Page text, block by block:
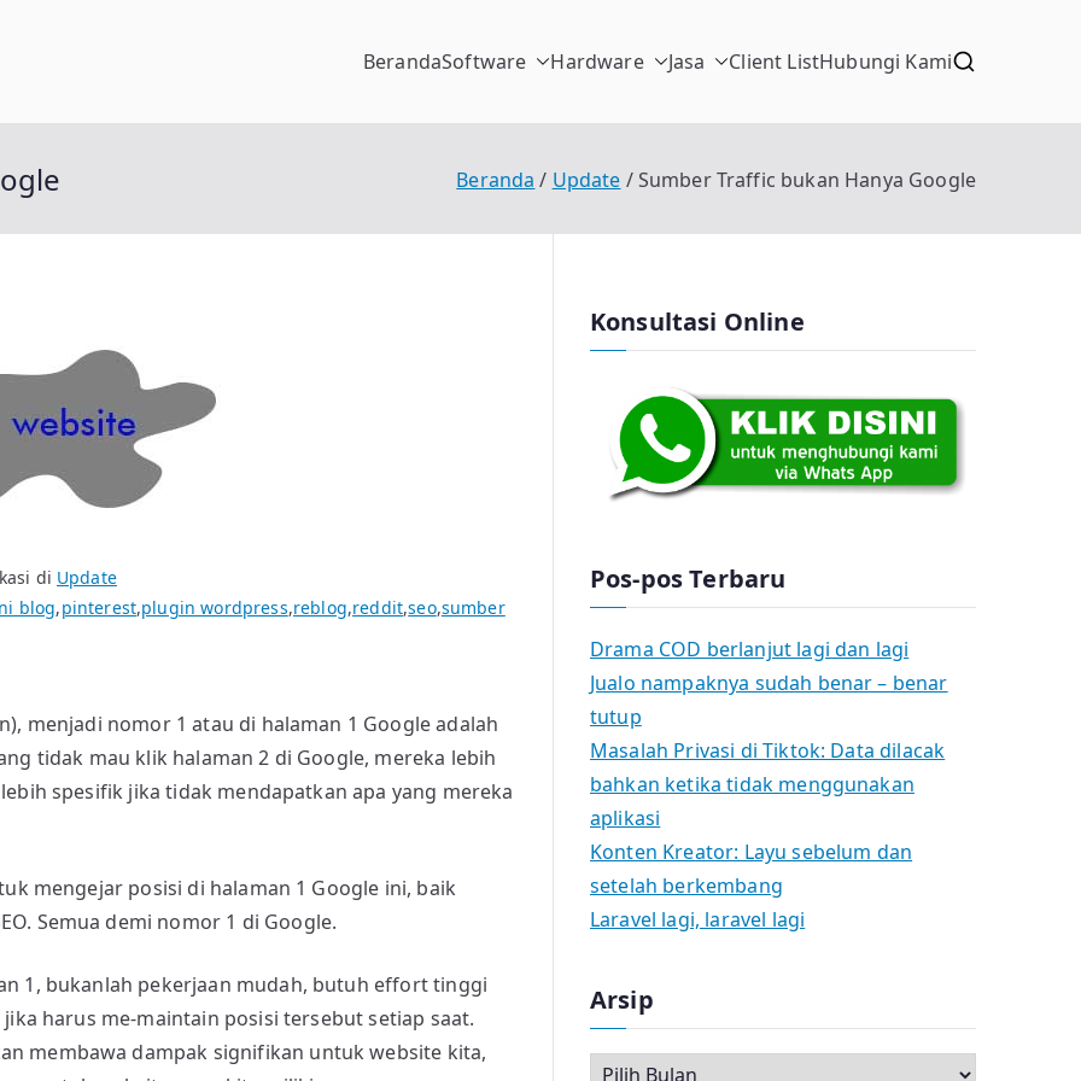
BerandaSoftware Hardware Jasa Client ListHubungi Kami
Beranda Update Sumber Traffic bukan Hanya Google
di Update
blog,pinterest,plugin wordpress,reblog,reddit,seo,sumber
menjadi nomor 1 atau di halaman 1 Google adalah
tidak mau klik halaman 2 di Google, mereka lebih
spesifik jika tidak mendapatkan apa yang mereka
mengejar posisi di halaman 1 Google ini, baik
Semua demi nomor 1 di Google.
1, bukanlah pekerjaan mudah, butuh effort tinggi
harus me-maintain posisi tersebut setiap saat.
membawa dampak signifikan untuk website kita,
Konsultasi Online
Pos-pos Terbaru
Drama COD berlanjut lagi dan lagi
Jualo nampaknya sudah benar – benar
tutup
Masalah Privasi di Tiktok: Data dilacak
bahkan ketika tidak menggunakan
aplikasi
Konten Kreator: Layu sebelum dan
setelah berkembang
Laravel lagi, laravel lagi
Arsip